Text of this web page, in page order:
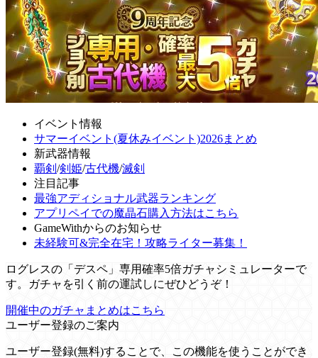
イベント情報
サマーイベント(夏休みイベント)2026まとめ
新武器情報
覇剣 /剣姫/古代機/滅剣
注目記事
最強アディショナル武器ランキング
アプリペイでの魔晶石購入方法はこちら
GameWithからのお知らせ
未経験可&完全在宅！攻略ライター募集！
ログレスの「デスペ」専用確率5倍ガチャシミュレーターで
す。ガチャを引く前の運試しにぜひどうぞ！
開催中のガチャまとめはこちら
ユーザー登録のご案内
ユーザー登録(無料)することで、この機能を使うことができ